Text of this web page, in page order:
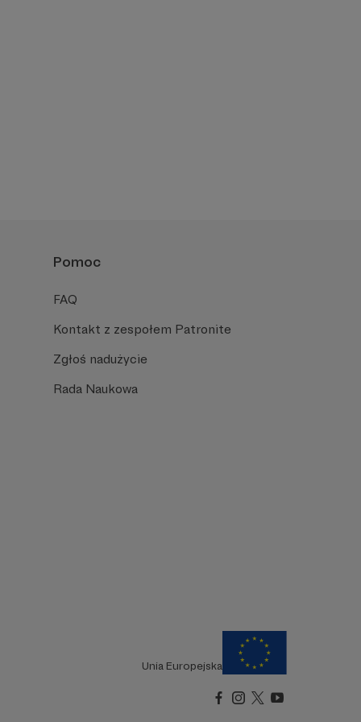
Pomoc
FAQ
Kontakt z zespołem Patronite
Zgłoś nadużycie
Rada Naukowa
Unia Europejska